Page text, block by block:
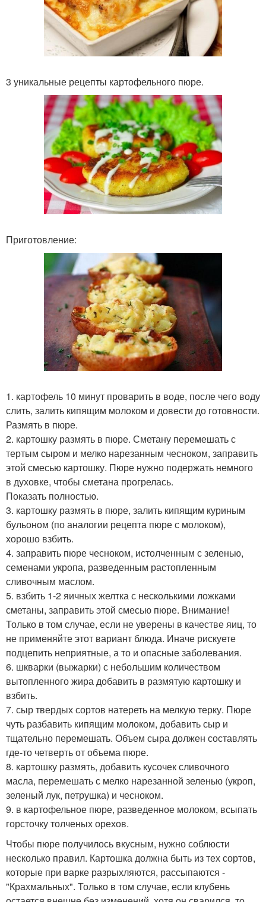
3 уникальные рецепты картофельного пюре.
Приготовление:
1. картофель 10 минут проварить в воде, после чего воду
слить, залить кипящим молоком и довести до готовности.
Размять в пюре.
2. картошку размять в пюре. Сметану перемешать с
тертым сыром и мелко нарезанным чесноком, заправить
этой смесью картошку. Пюре нужно подержать немного
в духовке, чтобы сметана прогрелась.
Показать полностью.
3. картошку размять в пюре, залить кипящим куриным
бульоном (по аналогии рецепта пюре с молоком),
хорошо взбить.
4. заправить пюре чесноком, истолченным с зеленью,
семенами укропа, разведенным растопленным
сливочным маслом.
5. взбить 1-2 яичных желтка с несколькими ложками
сметаны, заправить этой смесью пюре. Внимание!
Только в том случае, если не уверены в качестве яиц, то
не применяйте этот вариант блюда. Иначе рискуете
подцепить неприятные, а то и опасные заболевания.
6. шкварки (выжарки) с небольшим количеством
вытопленного жира добавить в размятую картошку и
взбить.
7. сыр твердых сортов натереть на мелкую терку. Пюре
чуть разбавить кипящим молоком, добавить сыр и
тщательно перемешать. Объем сыра должен составлять
где-то четверть от объема пюре.
8. картошку размять, добавить кусочек сливочного
масла, перемешать с мелко нарезанной зеленью (укроп,
зеленый лук, петрушка) и чесноком.
9. в картофельное пюре, разведенное молоком, всыпать
горсточку толченых орехов.
Чтобы пюре получилось вкусным, нужно соблюсти
несколько правил. Картошка должна быть из тех сортов,
которые при варке разрыхляются, рассыпаются -
"Крахмальных". Только в том случае, если клубень